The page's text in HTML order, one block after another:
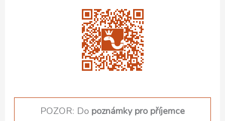
POZOR: Do poznámky pro příjemce